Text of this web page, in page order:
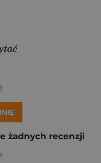
żadnych recenzji